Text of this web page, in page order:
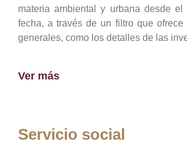
materia ambiental y urbana desde
fecha, a través de un filtro que ofrece
generales, como los detalles de las
Ver más
Servicio social